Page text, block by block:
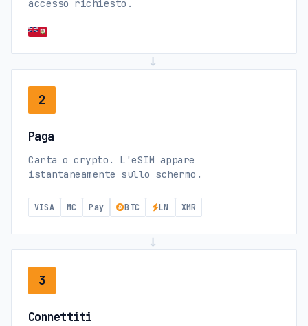
accesso richiesto.
→
2
Paga
Carta o crypto. L'eSIM appare
istantaneamente sullo schermo.
VISA MC Pay BTC LN XMR
→
3
Connettiti